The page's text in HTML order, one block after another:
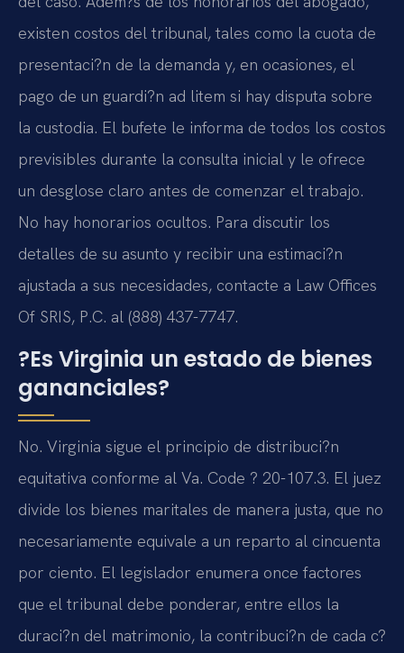
existen costos del tribunal, tales como la cuota de
presentaci?n de la demanda y, en ocasiones, el
pago de un guardi?n ad litem si hay disputa sobre
la custodia. El bufete le informa de todos los costos
previsibles durante la consulta inicial y le ofrece
un desglose claro antes de comenzar el trabajo.
No hay honorarios ocultos. Para discutir los
detalles de su asunto y recibir una estimaci?n
ajustada a sus necesidades, contacte a Law Offices
Of SRIS, P.C. al (888) 437-7747.
?Es Virginia un estado de bienes
gananciales?
No. Virginia sigue el principio de distribuci?n
equitativa conforme al Va. Code ? 20-107.3. El juez
divide los bienes maritales de manera justa, que no
necesariamente equivale a un reparto al cincuenta
por ciento. El legislador enumera once factores
que el tribunal debe ponderar, entre ellos la
duraci?n del matrimonio, la contribuci?n de cada c?